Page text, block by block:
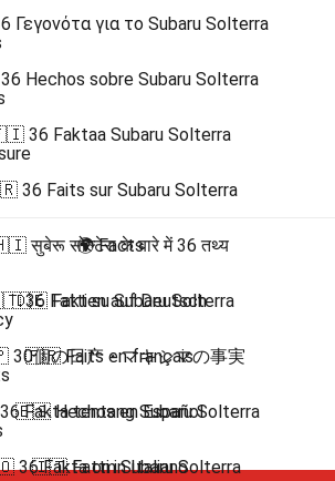
για το Subaru Solterra
Hechos sobre Subaru Solterra
36 Faktaa Subaru Solterra
36 Faits sur Subaru Solterra
सुबेरू सोल्टेरा के बारे में 36 तथ्य
36 Fatti su Subaru Solterra
個の日产・マキシマの事実
Fakta tentang Subaru Solterra
36 Fakta om Subaru Solterra
🌍 Facts
🇩🇪 Fakten auf Deutsch
🇫🇷 Faits en français
🇪🇸 Hechos en Español
🇮🇹 Fatti in Italiano